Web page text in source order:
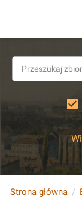
Strona główna